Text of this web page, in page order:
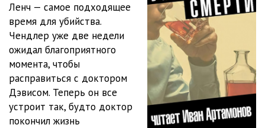
Ленч — самое подходящее
время для убийства.
Чендлер уже две недели
ожидал благоприятного
момента, чтобы
расправиться с доктором
Дэвисом. Теперь он все
устроит так, будто доктор
покончил жизнь